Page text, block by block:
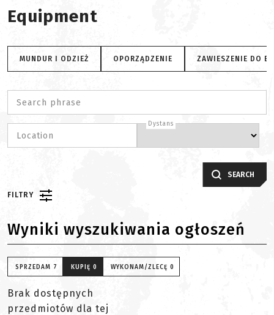
Equipment
MUNDUR I ODZIEŻ OPORZĄDZENIE ZAWIESZENIE DO
Search phrase
Location
Dystans
SEARCH
FILTRY
Wyniki wyszukiwania ogłoszeń
SPRZEDAM 7 KUPIĘ 0 WYKONAM/ZLECĘ 0
Brak dostępnych
przedmiotów dla tej